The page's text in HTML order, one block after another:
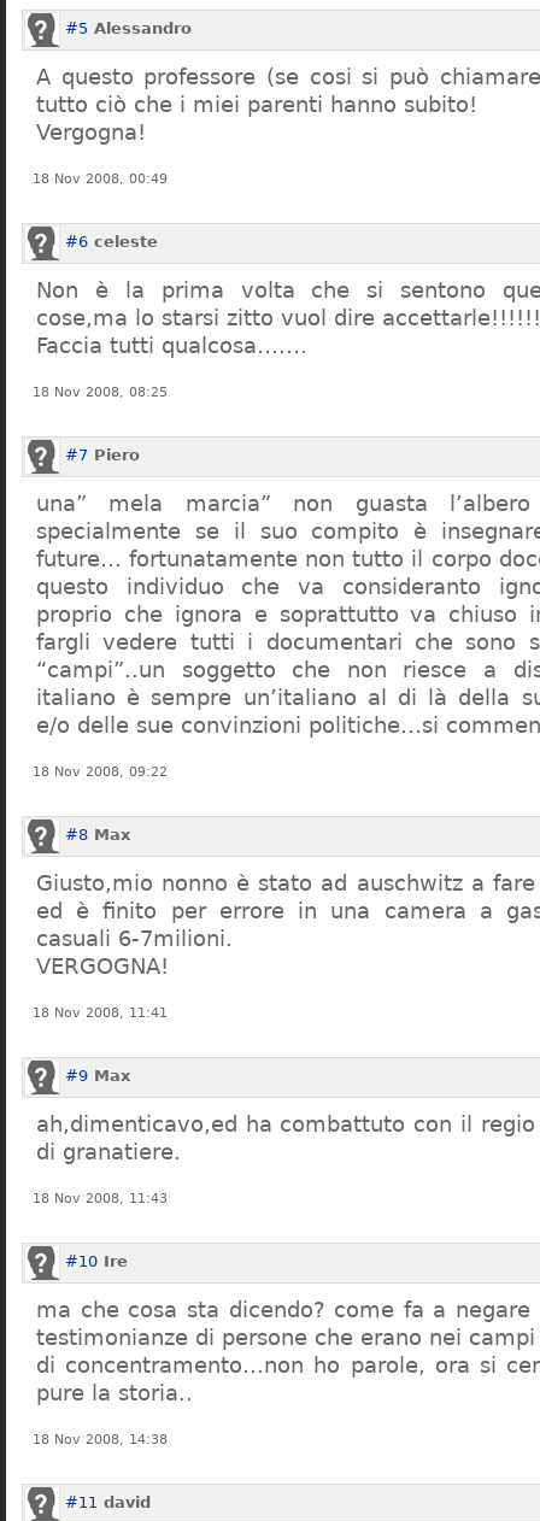
#5 Alessandro
A questo professore (se cosi si può
tutto ciò che i miei parenti hanno subito!
Vergogna!
18 Nov 2008, 00:49
#6 celeste
Non è la prima volta che si sentono
cose,ma lo starsi zitto vuol dire accettarle!!!!!!
Faccia tutti qualcosa…….
18 Nov 2008, 08:25
#7 Piero
una” mela marcia” non guasta
specialmente se il suo compito è
future… fortunatamente non tutto il corpo
questo individuo che va consideranto
proprio che ignora e soprattutto va chiuso
fargli vedere tutti i documentari che sono
“campi”..un soggetto che non riesce a
italiano è sempre un’italiano al di là della
e/o delle sue convinzioni politiche…si
18 Nov 2008, 09:22
#8 Max
Giusto,mio nonno è stato ad auschwitz a
ed è finito per errore in una camera a
casuali 6-7milioni.
VERGOGNA!
18 Nov 2008, 11:41
#9 Max
ah,dimenticavo,ed ha combattuto con il
di granatiere.
18 Nov 2008, 11:43
#10 Ire
ma che cosa sta dicendo? come fa a
testimonianze di persone che erano nei campi
di concentramento…non ho parole, ora si
pure la storia..
18 Nov 2008, 14:38
#11 david